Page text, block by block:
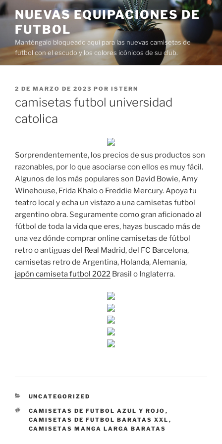
Saltar
al
contenido
NUEVAS EQUIPACIONES DE
FUTBOL
Manténgalo bloqueado aquí para las nuevas camisetas de
futbol con el escudo y los colores icónicos de su club.
PUBLICADO
2 DE MARZO DE 2023 POR ISTERN
camisetas futbol universidad
catolica
Sorprendentemente, los precios de sus productos son
razonables, por lo que asociarse con ellos es muy fácil.
Algunos de los más populares son David Bowie, Amy
Winehouse, Frida Khalo o Freddie Mercury. Apoya tu
teatro local y echa un vistazo a una camisetas futbol
argentino obra. Seguramente como gran aficionado al
fútbol de toda la vida que eres, hayas buscado más de
una vez dónde comprar online camisetas de fútbol
retro o antiguas del Real Madrid, del FC Barcelona,
camisetas retro de Argentina, Holanda, Alemania,
japón camiseta futbol 2022 Brasil o Inglaterra.
CATEGORÍAS
UNCATEGORIZED
ETIQUETAS
CAMISETAS DE FUTBOL AZUL Y ROJO ,
CAMISETAS DE FUTBOL BARATAS XXL ,
CAMISETAS MANGA LARGA BARATAS